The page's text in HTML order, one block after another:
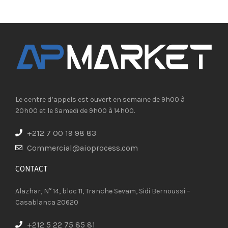
Le centre d’appels est ouvert en semaine de 9h00 à
20h00 et le Samedi de 9h00 à 14h00.
+212 7 00 19 98 83
Commercial@aioprocess.com
CONTACT​
Alazhar, N° 14, bloc 11, Tranche Sevam, Sidi Bernoussi –
Casablanca 20620
+212 5 22 75 85 81